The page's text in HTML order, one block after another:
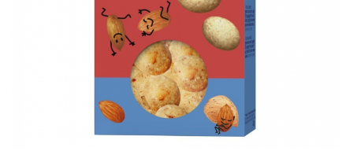
Mixuri bio si blaturi
Ciocolata, cacao si cafea
Cafea bio din cereale